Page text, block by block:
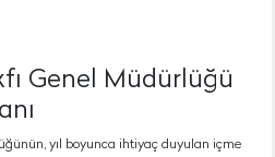
Genel Müdürlüğü
yıl boyunca ihtiyaç duyulan içme